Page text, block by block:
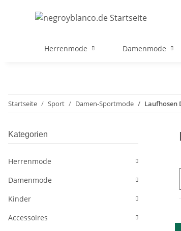
Herrenmode Damenmode
Startseite Sport Damen-Sportmode Laufhosen
Kategorien
Herrenmode
Damenmode
Kinder
Accessoires